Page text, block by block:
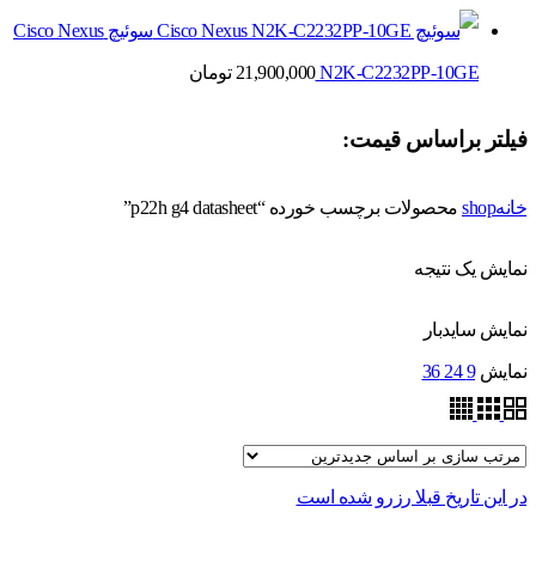
سوئیچ Cisco Nexus
N2K-C2232PP-10GE
21,900,000 تومان
فیلتر براساس قیمت:
خانهshop محصولات برچسب خورده “p22h g4 datasheet”
نمایش یک نتیجه
نمایش سایدبار
نمایش 9
24
36
در این تاریخ قبلا رزرو شده است